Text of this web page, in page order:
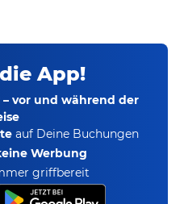
App!
vor und während der
auf Deine Buchungen
Werbung
griffbereit